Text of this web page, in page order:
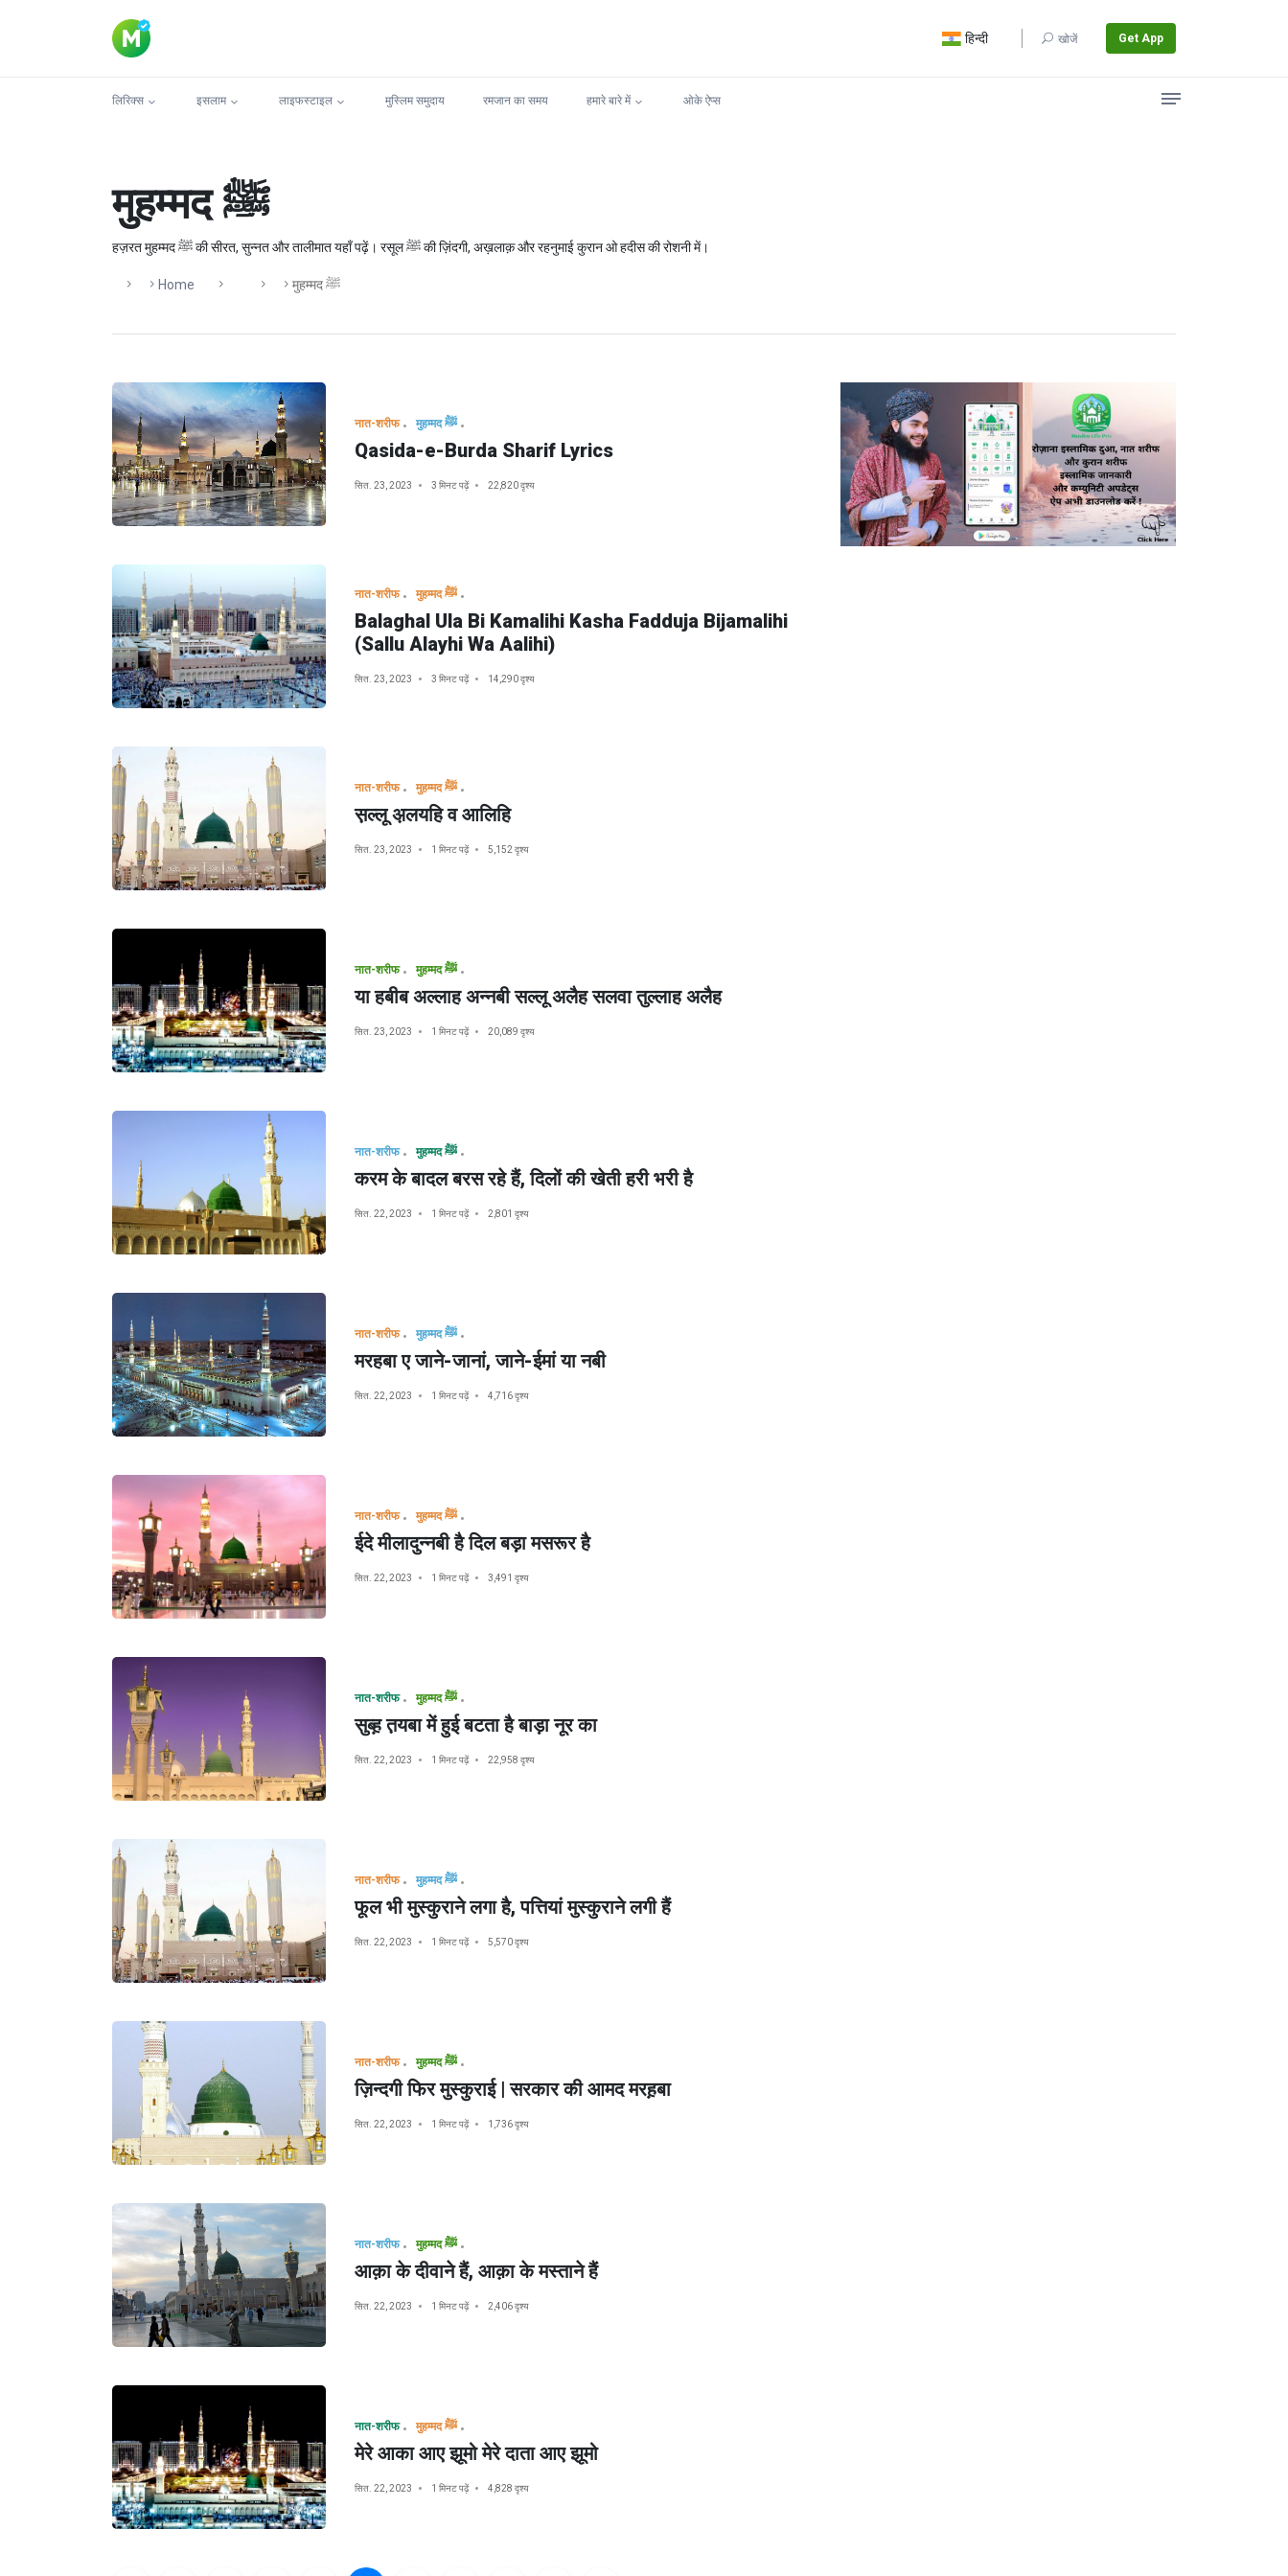
हिन्दी खोजें Get App
लिरिक्स इसलाम लाइफस्टाइल मुस्लिम समुदाय रमजान का समय हमारे बारे में ओके ऐप्स
मुहम्मद ﷺ
हज़रत मुहम्मद ﷺ की सीरत, सुन्नत और तालीमात यहाँ पढ़ें। रसूल ﷺ की ज़िंदगी, अख़लाक़ और रहनुमाई कुरान ओ हदीस की रोशनी में।
Home मुहम्मद ﷺ
नात-शरीफ मुहम्मद ﷺ
Qasida-e-Burda Sharif Lyrics
सित. 23, 2023 3 मिनट पढ़ें 22,820 दृश्य
नात-शरीफ मुहम्मद ﷺ
Balaghal Ula Bi Kamalihi Kasha Fadduja Bijamalihi
(Sallu Alayhi Wa Aalihi)
सित. 23, 2023 3 मिनट पढ़ें 14,290 दृश्य
नात-शरीफ मुहम्मद ﷺ
स़ल्लू अ़लयहि व आलिहि
सित. 23, 2023 1 मिनट पढ़ें 5,152 दृश्य
नात-शरीफ मुहम्मद ﷺ
या हबीब अल्लाह अन्नबी सल्लू अलैह सलवा तुल्लाह अलैह
सित. 23, 2023 1 मिनट पढ़ें 20,089 दृश्य
नात-शरीफ मुहम्मद ﷺ
करम के बादल बरस रहे हैं, दिलों की खेती हरी भरी है
सित. 22, 2023 1 मिनट पढ़ें 2,801 दृश्य
नात-शरीफ मुहम्मद ﷺ
मरहबा ए जाने-जानां, जाने-ईमां या नबी
सित. 22, 2023 1 मिनट पढ़ें 4,716 दृश्य
नात-शरीफ मुहम्मद ﷺ
ईदे मीलादुन्नबी है दिल बड़ा मसरूर है
सित. 22, 2023 1 मिनट पढ़ें 3,491 दृश्य
नात-शरीफ मुहम्मद ﷺ
सुब्ह़ त़यबा में हुई बटता है बाड़ा नूर का
सित. 22, 2023 1 मिनट पढ़ें 22,958 दृश्य
नात-शरीफ मुहम्मद ﷺ
फूल भी मुस्कुराने लगा है, पत्तियां मुस्कुराने लगी हैं
सित. 22, 2023 1 मिनट पढ़ें 5,570 दृश्य
नात-शरीफ मुहम्मद ﷺ
ज़िन्दगी फिर मुस्कुराई | सरकार की आमद मरह़बा
सित. 22, 2023 1 मिनट पढ़ें 1,736 दृश्य
नात-शरीफ मुहम्मद ﷺ
आक़ा के दीवाने हैं, आक़ा के मस्ताने हैं
सित. 22, 2023 1 मिनट पढ़ें 2,406 दृश्य
नात-शरीफ मुहम्मद ﷺ
मेरे आका आए झूमो मेरे दाता आए झूमो
सित. 22, 2023 1 मिनट पढ़ें 4,828 दृश्य